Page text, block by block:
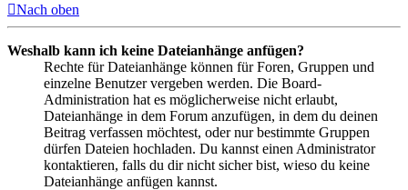
Nach oben
Weshalb kann ich keine Dateianhänge anfügen?
Rechte für Dateianhänge können für Foren, Gruppen und
einzelne Benutzer vergeben werden. Die Board-
Administration hat es möglicherweise nicht erlaubt,
Dateianhänge in dem Forum anzufügen, in dem du deinen
Beitrag verfassen möchtest, oder nur bestimmte Gruppen
dürfen Dateien hochladen. Du kannst einen Administrator
kontaktieren, falls du dir nicht sicher bist, wieso du keine
Dateianhänge anfügen kannst.